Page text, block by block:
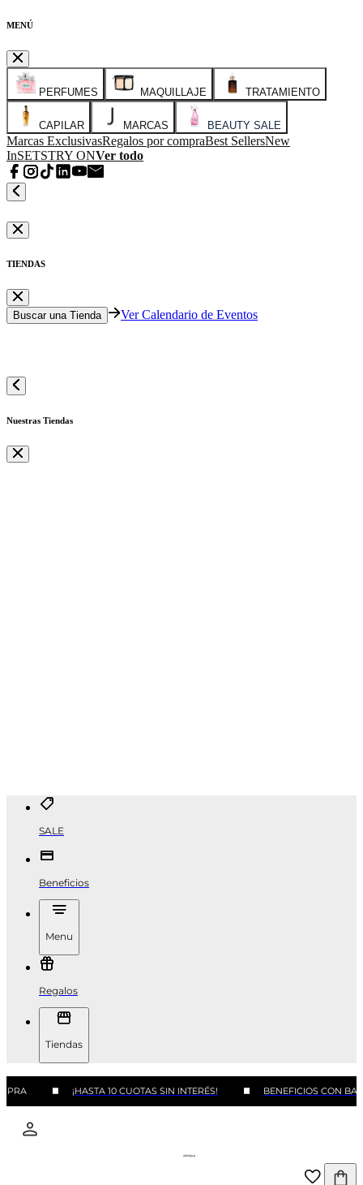
MENÚ
PERFUMES MAQUILLAJE TRATAMIENTO
CAPILAR MARCAS BEAUTY SALE
Marcas ExclusivasRegalos por compraBest SellersNew
InSETSTRY ONVer todo
TIENDAS
Buscar una Tienda Ver Calendario de Eventos
Nuestras Tiendas
SALE
Beneficios
Menu
Regalos
Tiendas
¡HASTA 10 CUOTAS SIN INTERÉS! BENEFICIOS CON BANCOS Y